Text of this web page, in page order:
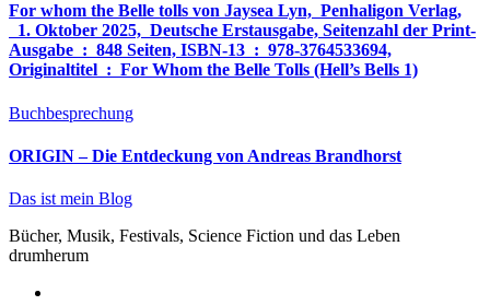
For whom the Belle tolls von Jaysea Lyn, ‎ Penhaligon Verlag,
‎ 1. Oktober 2025, ‎ Deutsche Erstausgabe, Seitenzahl der Print-
Ausgabe ‏ : ‎ 848 Seiten, ISBN-13 ‏ : ‎ 978-3764533694,
Originaltitel ‏ : ‎ For Whom the Belle Tolls (Hell’s Bells 1)
Buchbesprechung
ORIGIN – Die Entdeckung von Andreas Brandhorst
Das ist mein Blog
Bücher, Musik, Festivals, Science Fiction und das Leben
drumherum